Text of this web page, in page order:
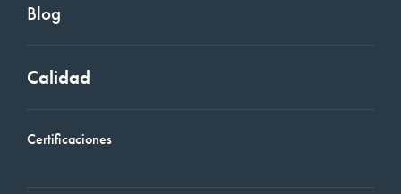
Blog
Calidad
Certificaciones